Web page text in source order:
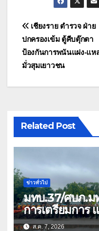
แนะแนว
เรื่อง
เชียงราย ตำรวจ ฝ่าย
ปกครองเข้ม ตู้คีบตุ๊กตา
ป้องกันการพนันแฝง-แห
มั่วสุมเยาวชน
Related Post
ข่าวทั่วไป
มทบ.37/ศบภ.ม
การเตรียมการ
ด้านการบรรเท
ส.ค. 7, 2026